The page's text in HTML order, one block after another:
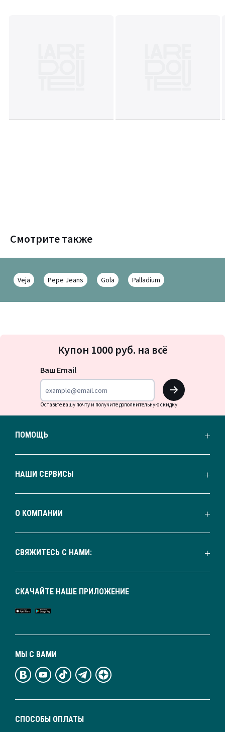
Смотрите также
Veja Pepe Jeans Gola Palladium
на
Купон 1000 руб. на всё
Ваш Email
OK
Оставьте вашу почту и получите дополнительную скидку
ПОМОЩЬ
НАШИ СЕРВИСЫ
О КОМПАНИИ
СВЯЖИТЕСЬ С НАМИ:
СПОСОБЫ ОПЛАТЫ
МЫ С ВАМИ
СКАЧАЙТЕ НАШЕ ПРИЛОЖЕНИЕ